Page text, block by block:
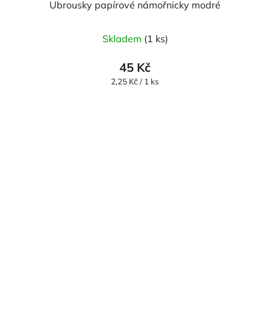
Ubrousky papírové námořnicky modré
Skladem (1 ks)
45 Kč
Měrná
2,25 Kč / 1 ks